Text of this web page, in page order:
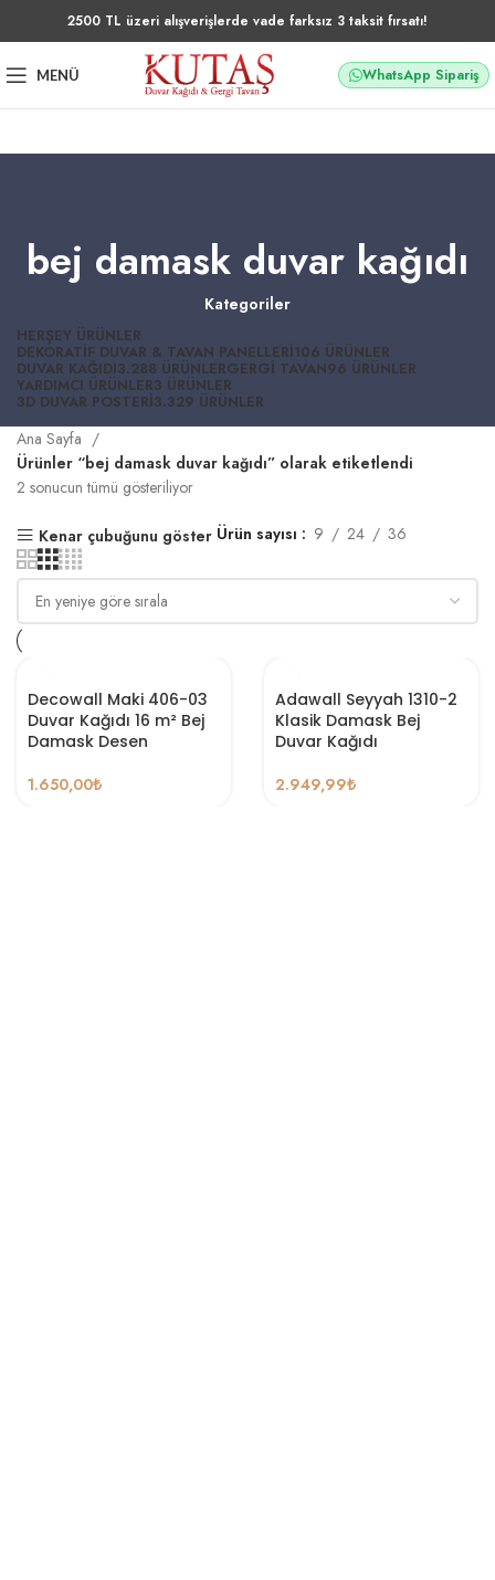
2500 TL üzeri alışverişlerde vade farksız 3 taksit fırsatı!
MENÜ WhatsApp Sipariş
bej damask duvar kağıdı
Kategoriler
HERŞEY ÜRÜNLER
DEKORATIF DUVAR & TAVAN PANELLERI106 ÜRÜNLER
DUVAR KAĞIDI3.288 ÜRÜNLERGERGI TAVAN96 ÜRÜNLER
YARDIMCI ÜRÜNLER3 ÜRÜNLER
3D DUVAR POSTERI3.329 ÜRÜNLER
Ana Sayfa
Ürünler “bej damask duvar kağıdı” olarak etiketlendi
2 sonucun tümü gösteriliyor
Kenar çubuğunu göster Ürün sayısı 9 24 36
Decowall Maki 406-03
Duvar Kağıdı 16 m² Bej
Damask Desen
1.650,00₺
Adawall Seyyah 1310-2
Klasik Damask Bej
Duvar Kağıdı
2.949,99₺